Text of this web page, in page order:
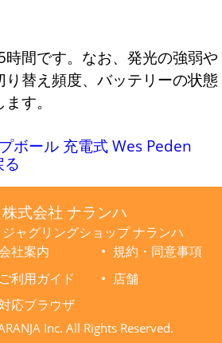
間です。なお、発光の強弱や
替え頻度、バッテリーの状態
す。
ボール 充電式 Wes Peden
る
株式会社 ナランハ
ジャグリングショップ ナランハ
社案内
規約・同意事項
ご利用ガイド
店舗
対応ブラウザ
Inc. All Rights Reserved.